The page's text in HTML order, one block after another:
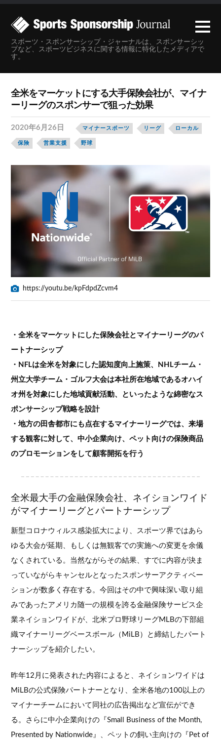
スポーツ・スポンサーシップ・ジャーナルは、スポンサーシッ
プなど、スポーツビジネスに関する情報に特化したメディアで
す。
全米をマーケットにする大手保険会社が、マイナ
ーリーグのスポンサーで狙った効果
2020年6月26日 マイナースポーツ リーグ ローカル
保険 営業支援 野球
https://youtu.be/kpFdpdZcvm4
・全米をマーケットにした保険会社とマイナーリーグのパ
ートナーシップ
・NFLは全米を対象にした認知度向上施策、NHLチーム・
州立大学チーム・ゴルフ大会は本社所在地域であるオハイ
オ州を対象にした地域貢献活動、といったような綿密なス
ポンサーシップ戦略を設計
・地方の田舎都市にも点在するマイナーリーグでは、来場
する観客に対して、中小企業向け、ペット向けの保険商品
のプロモーションをして顧客開拓を行う
全米最大手の金融保険会社、ネイションワイド
がマイナーリーグとパートナーシップ
新型コロナウィルス感染拡大により、スポーツ界ではあら
ゆる大会が延期、もしくは無観客での実施への変更を余儀
なくされている。当然ながらその結果、すでに内容が決ま
っていながらキャンセルとなったスポンサーアクティベー
ションが数多く存在する。今回はその中で興味深い取り組
みであったアメリカ随一の規模を誇る金融保険サービス企
業ネイションワイドが、北米プロ野球リーグMLBの下部組
織マイナーリーグベースボール（MiLB）と締結したパート
ナーシップを紹介したい。
昨年12月に発表された内容によると、ネイションワイドは
MiLBの公式保険パートナーとなり、全米各地の100以上の
マイナーチームにおいて同社の広告掲出など宣伝ができ
る。さらに中小企業向けの『Small Business of the Month,
Presented by Nationwide』、ペットの飼い主向けの『Pet of